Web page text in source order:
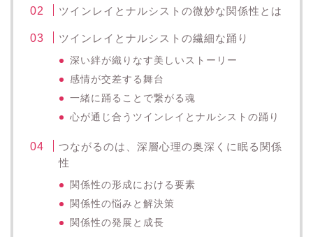
ツインレイとナルシストの微妙な関係性とは
ツインレイとナルシストの繊細な踊り
深い絆が織りなす美しいストーリー
感情が交差する舞台
一緒に踊ることで繋がる魂
心が通じ合うツインレイとナルシストの踊り
つながるのは、深層心理の奥深くに眠る関係
性
関係性の形成における要素
関係性の悩みと解決策
関係性の発展と成長